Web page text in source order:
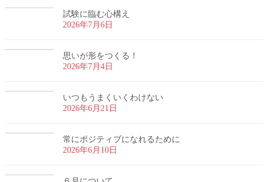
試験に臨む心構え
2026年7月6日
思いが形をつくる！
2026年7月4日
いつもうまくいくわけない
2026年6月21日
常にポジティブになれるために
2026年6月10日